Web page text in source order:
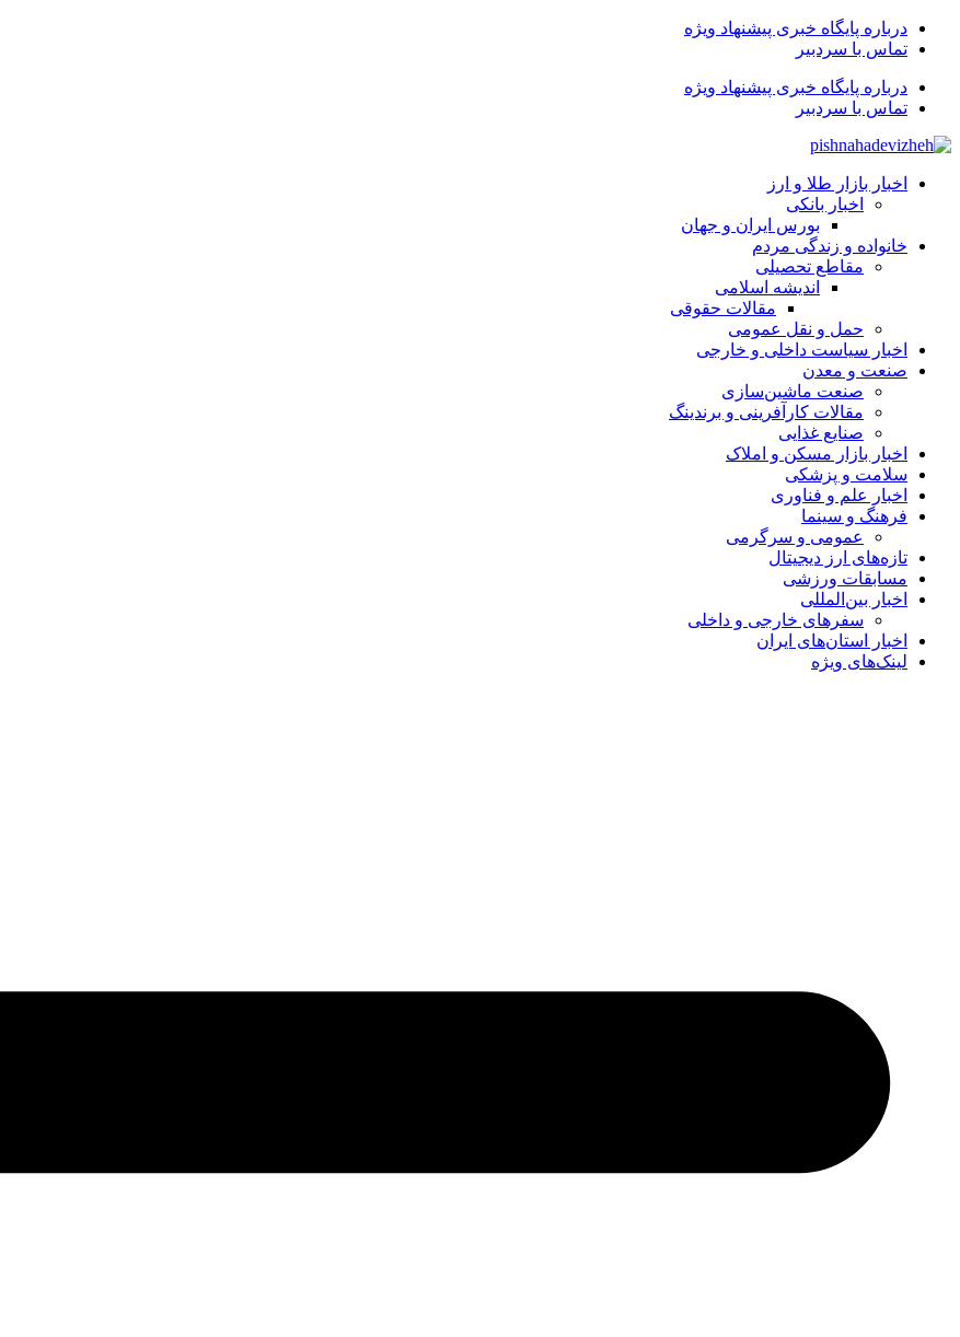
درباره پایگاه خبری پیشنهاد ویژه
تماس با سردبیر
درباره پایگاه خبری پیشنهاد ویژه
تماس با سردبیر
اخبار بازار طلا و ارز
اخبار بانکی
بورس ایران و جهان
خانواده و زندگی مردم
مقاطع تحصیلی
اندیشه اسلامی
مقالات حقوقی
حمل و نقل عمومی
اخبار سیاست داخلی و خارجی
صنعت و معدن
صنعت ماشین‌سازی
مقالات کارآفرینی و برندینگ
صنایع غذایی
اخبار بازار مسکن و املاک
سلامت و پزشکی
اخبار علم و فناوری
فرهنگ و سینما
عمومی و سرگرمی
تازه‌های ارز دیجیتال
مسابقات ورزشی
اخبار بین‌المللی
سفرهای خارجی و داخلی
اخبار استان‌های ایران
لینک‌های ویژه